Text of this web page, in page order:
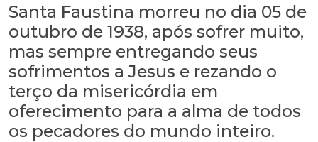
Santa Faustina morreu no dia 05 de
outubro de 1938, após sofrer muito,
mas sempre entregando seus
sofrimentos a Jesus e rezando o
terço da misericórdia em
oferecimento para a alma de todos
os pecadores do mundo inteiro.